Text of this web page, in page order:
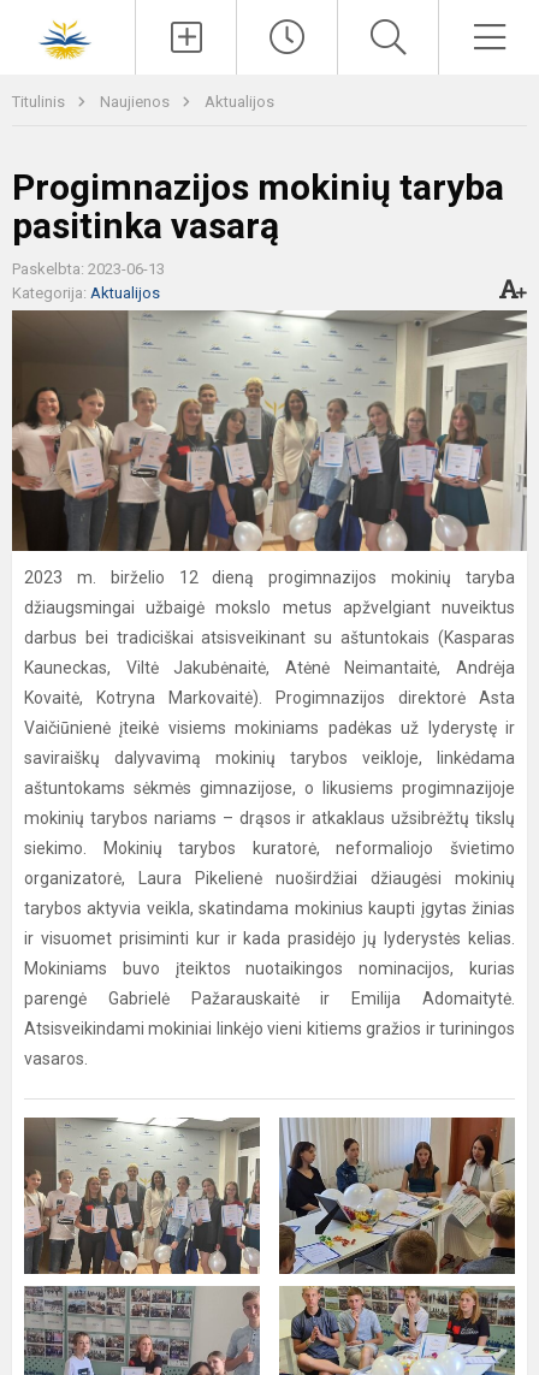
Titulinis Naujienos Aktualijos
Progimnazijos mokinių taryba
pasitinka vasarą
Paskelbta: 2023-06-13
Kategorija: Aktualijos
2023 m. birželio 12 dieną progimnazijos mokinių taryba
džiaugsmingai užbaigė mokslo metus apžvelgiant nuveiktus
darbus bei tradiciškai atsisveikinant su aštuntokais (Kasparas
Kauneckas, Viltė Jakubėnaitė, Atėnė Neimantaitė, Andrėja
Kovaitė, Kotryna Markovaitė). Progimnazijos direktorė Asta
Vaičiūnienė įteikė visiems mokiniams padėkas už lyderystę ir
saviraiškų dalyvavimą mokinių tarybos veikloje, linkėdama
aštuntokams sėkmės gimnazijose, o likusiems progimnazijoje
mokinių tarybos nariams – drąsos ir atkaklaus užsibrėžtų tikslų
siekimo. Mokinių tarybos kuratorė, neformaliojo švietimo
organizatorė, Laura Pikelienė nuoširdžiai džiaugėsi mokinių
tarybos aktyvia veikla, skatindama mokinius kaupti įgytas žinias
ir visuomet prisiminti kur ir kada prasidėjo jų lyderystės kelias.
Mokiniams buvo įteiktos nuotaikingos nominacijos, kurias
parengė Gabrielė Pažarauskaitė ir Emilija Adomaitytė.
Atsisveikindami mokiniai linkėjo vieni kitiems gražios ir turiningos
vasaros.